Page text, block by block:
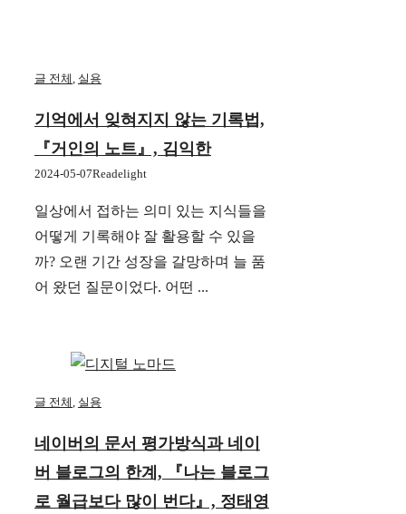
글 전체 실용
기억에서 잊혀지지 않는 기록법,
『거인의 노트』, 김익한
2024-05-07Readelight
일상에서 접하는 의미 있는 지식들을
어떻게 기록해야 잘 활용할 수 있을
까? 오랜 기간 성장을 갈망하며 늘 품
어 왔던 질문이었다. 어떤 ...
글 전체, 실용
네이버의 문서 평가방식과 네이
버 블로그의 한계, 『나는 블로그
로 월급보다 많이 번다』, 정태영